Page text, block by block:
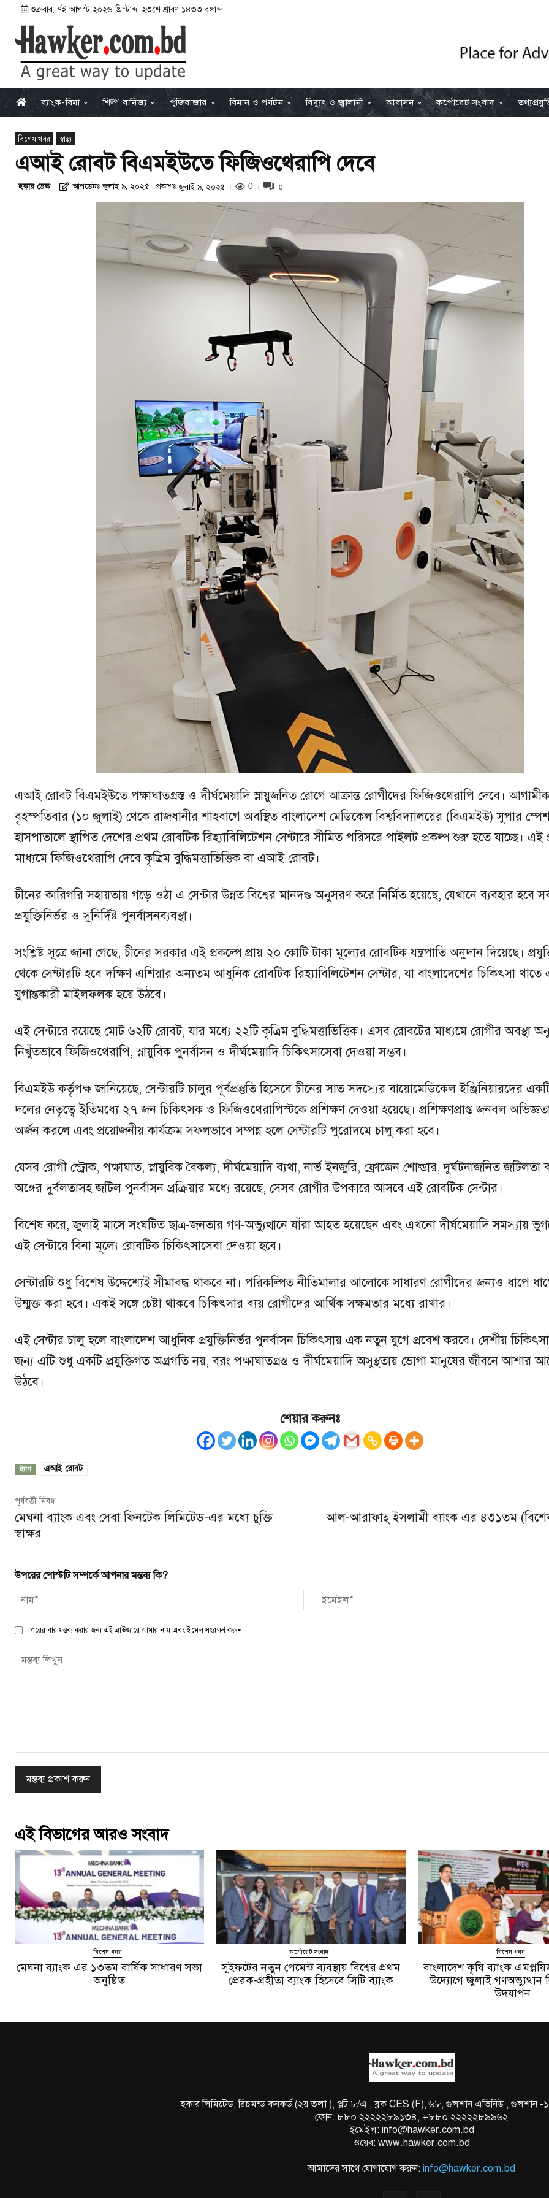
শুক্রবার, ৭ই আগস্ট ২০২৬ খ্রিস্টাব্দ, ২৩শে শ্রাবণ ১৪৩৩ বঙ্গাব্দ
ব্যাংক-বিমা শিল্প বানিজ্য পুঁজিবাজার বিমান ও পর্যটন বিদ্যুৎ ও জ্বালানী আবাসন কর্পোরেট সংবাদ
বিশেষ খবর স্বাস্থ্য
এআই রোবট বিএমইউতে ফিজিওথেরাপি দেবে
হকার ডেস্ক আপডেটঃ জুলাই ৯, ২০২৫ প্রকাশঃ জুলাই ৯, ২০২৫ 0 0
এআই রোবট বিএমইউতে পক্ষাঘাতগ্রস্ত ও দীর্ঘমেয়াদি স্নায়ুজনিত রোগে আক্রান্ত রোগীদের ফিজিওথেরাপি দেবে।
বৃহস্পতিবার (১০ জুলাই) থেকে রাজধানীর শাহবাগে অবস্থিত বাংলাদেশ মেডিকেল বিশ্ববিদ্যালয়ের (বিএমইউ) সুপার
হাসপাতালে স্থাপিত দেশের প্রথম রোবটিক রিহ্যাবিলিটেশন সেন্টারে সীমিত পরিসরে পাইলট প্রকল্প শুরু হতে যাচ্ছে। এই
মাধ্যমে ফিজিওথেরাপি দেবে কৃত্রিম বুদ্ধিমত্তাভিত্তিক বা এআই রোবট।
চীনের কারিগরি সহায়তায় গড়ে ওঠা এ সেন্টার উন্নত বিশ্বের মানদণ্ড অনুসরণ করে নির্মিত হয়েছে, যেখানে ব্যবহার হবে
প্রযুক্তিনির্ভর ও সুনির্দিষ্ট পুনর্বাসনব্যবস্থা।
সংশ্লিষ্ট সূত্রে জানা গেছে, চীনের সরকার এই প্রকল্পে প্রায় ২০ কোটি টাকা মূল্যের রোবটিক যন্ত্রপাতি অনুদান দিয়েছে।
থেকে সেন্টারটি হবে দক্ষিণ এশিয়ার অন্যতম আধুনিক রোবটিক রিহ্যাবিলিটেশন সেন্টার, যা বাংলাদেশের চিকিৎসা খাতে
যুগান্তকারী মাইলফলক হয়ে উঠবে।
এই সেন্টারে রয়েছে মোট ৬২টি রোবট, যার মধ্যে ২২টি কৃত্রিম বুদ্ধিমত্তাভিত্তিক। এসব রোবটের মাধ্যমে রোগীর অবস্থা
নিখুঁতভাবে ফিজিওথেরাপি, স্নায়ুবিক পুনর্বাসন ও দীর্ঘমেয়াদি চিকিৎসাসেবা দেওয়া সম্ভব।
বিএমইউ কর্তৃপক্ষ জানিয়েছে, সেন্টারটি চালুর পূর্বপ্রস্তুতি হিসেবে চীনের সাত সদস্যের বায়োমেডিকেল ইঞ্জিনিয়ারদের
দলের নেতৃত্বে ইতিমধ্যে ২৭ জন চিকিৎসক ও ফিজিওথেরাপিস্টকে প্রশিক্ষণ দেওয়া হয়েছে। প্রশিক্ষণপ্রাপ্ত জনবল
অর্জন করলে এবং প্রয়োজনীয় কার্যক্রম সফলভাবে সম্পন্ন হলে সেন্টারটি পুরোদমে চালু করা হবে।
যেসব রোগী স্ট্রোক, পক্ষাঘাত, স্নায়ুবিক বৈকল্য, দীর্ঘমেয়াদি ব্যথা, নার্ভ ইনজুরি, ফ্রোজেন শোল্ডার, দুর্ঘটনাজনিত জটিলতা
অঙ্গের দুর্বলতাসহ জটিল পুনর্বাসন প্রক্রিয়ার মধ্যে রয়েছে, সেসব রোগীর উপকারে আসবে এই রোবটিক সেন্টার।
বিশেষ করে, জুলাই মাসে সংঘটিত ছাত্র-জনতার গণ-অভ্যুত্থানে যাঁরা আহত হয়েছেন এবং এখনো দীর্ঘমেয়াদি সমস্যায়
এই সেন্টারে বিনা মূল্যে রোবটিক চিকিৎসাসেবা দেওয়া হবে।
সেন্টারটি শুধু বিশেষ উদ্দেশ্যেই সীমাবদ্ধ থাকবে না। পরিকল্পিত নীতিমালার আলোকে সাধারণ রোগীদের জন্যও ধাপে
উন্মুক্ত করা হবে। একই সঙ্গে চেষ্টা থাকবে চিকিৎসার ব্যয় রোগীদের আর্থিক সক্ষমতার মধ্যে রাখার।
এই সেন্টার চালু হলে বাংলাদেশ আধুনিক প্রযুক্তিনির্ভর পুনর্বাসন চিকিৎসায় এক নতুন যুগে প্রবেশ করবে। দেশীয়
জন্য এটি শুধু একটি প্রযুক্তিগত অগ্রগতি নয়, বরং পক্ষাঘাতগ্রস্ত ও দীর্ঘমেয়াদি অসুস্থতায় ভোগা মানুষের জীবনে আশার
উঠবে।
শেয়ার করুনঃ
ট্যাগ এআই রোবট
পূর্ববর্তী নিবন্ধ
মেঘনা ব্যাংক এবং সেবা ফিনটেক লিমিটেড-এর মধ্যে চুক্তি
স্বাক্ষর
আল-আরাফাহ্ ইসলামী ব্যাংক এর ৪৩১তম
উপরের পোস্টটি সম্পর্কে আপনার মন্তব্য কি?
পরের বার মন্তব্য করার জন্য এই ব্রাউজারে আমার নাম এবং ইমেল সংরক্ষণ করুন।
এই বিভাগের আরও সংবাদ
বিশেষ খবর
মেঘনা ব্যাংক এর ১৩তম বার্ষিক সাধারণ সভা
অনুষ্ঠিত
কর্পোরেট সংবাদ
সুইফটের নতুন পেমেন্ট ব্যবস্থায় বিশ্বের প্রথম
প্রেরক-গ্রহীতা ব্যাংক হিসেবে সিটি ব্যাংক
বিশেষ খবর
বাংলাদেশ কৃষি ব্যাংক
উদ্যোগে জুলাই গণঅভ্যুত্থান
উদযাপন
হকার লিমিটেড, রিচমন্ড কনকর্ড (২য় তলা ), প্লট ৮/এ , ব্লক CES (F), ৬৮, গুলশান এভিনিউ , গুলশান -
ফোন: ৮৮০ ২২২২২৮৯১৩৪, +৮৮০ ২২২২২৮৯৯৬২
ইমেইল: info@hawker.com.bd
ওয়েব: www.hawker.com.bd
আমাদের সাথে যোগাযোগ করুন:info@hawker.com.bd